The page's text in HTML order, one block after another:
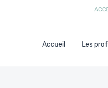
Accueil Les